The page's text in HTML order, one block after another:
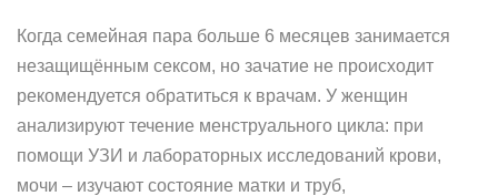
Когда семейная пара больше 6 месяцев занимается
незащищённым сексом, но зачатие не происходит
рекомендуется обратиться к врачам. У женщин
анализируют течение менструального цикла: при
помощи УЗИ и лабораторных исследований крови,
мочи – изучают состояние матки и труб,